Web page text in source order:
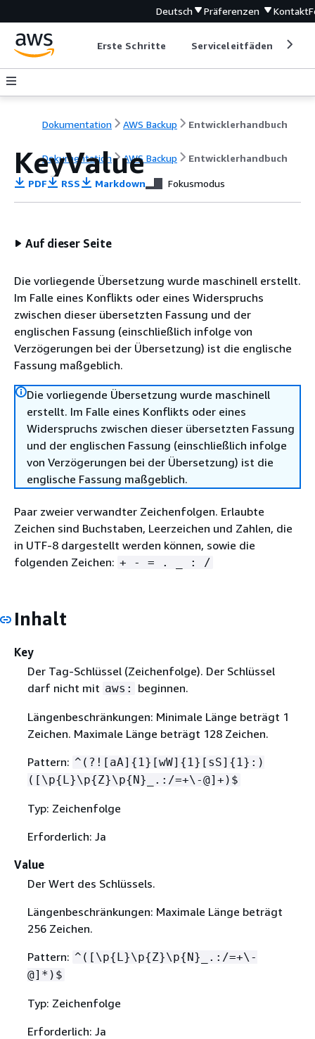
Deutsch Präferenzen Kontakt
Erste Schritte Serviceleitfäden
Dokumentation AWS Backup Entwicklerhandbuch
Dokumentation AWS Backup Entwicklerhandbuch
KeyValue
PDF RSS Markdown Fokusmodus
Auf dieser Seite
Die vorliegende Übersetzung wurde maschinell erstellt.
Im Falle eines Konflikts oder eines Widerspruchs
zwischen dieser übersetzten Fassung und der
englischen Fassung (einschließlich infolge von
Verzögerungen bei der Übersetzung) ist die englische
Fassung maßgeblich.
Die vorliegende Übersetzung wurde maschinell
erstellt. Im Falle eines Konflikts oder eines
Widerspruchs zwischen dieser übersetzten Fassung
und der englischen Fassung (einschließlich infolge
von Verzögerungen bei der Übersetzung) ist die
englische Fassung maßgeblich.
Paar zweier verwandter Zeichenfolgen. Erlaubte
Zeichen sind Buchstaben, Leerzeichen und Zahlen, die
in UTF-8 dargestellt werden können, sowie die
folgenden Zeichen: + - = . _ : /
Inhalt
Key
Der Tag-Schlüssel (Zeichenfolge). Der Schlüssel
darf nicht mit aws: beginnen.
Längenbeschränkungen: Minimale Länge beträgt 1
Zeichen. Maximale Länge beträgt 128 Zeichen.
Pattern: ^(?![aA] { 1}[wW] { 1}[sS] { 1}:)
([\p{L}\p{Z}\p{N}_.:/=+\-@]+)$
Typ: Zeichenfolge
Erforderlich: Ja
Value
Der Wert des Schlüssels.
Längenbeschränkungen: Maximale Länge beträgt
256 Zeichen.
Pattern: ^([\p{L}\p{Z}\p{N}_.:/=+\-
@]*)$
Typ: Zeichenfolge
Erforderlich: Ja